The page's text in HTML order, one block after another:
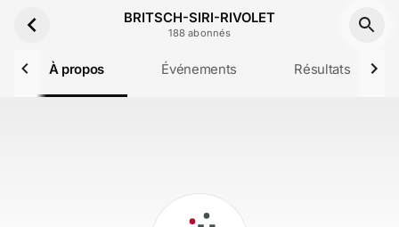
BRITSCH-SIRI-RIVOLET
188 abonnés
À propos Événements Résultats